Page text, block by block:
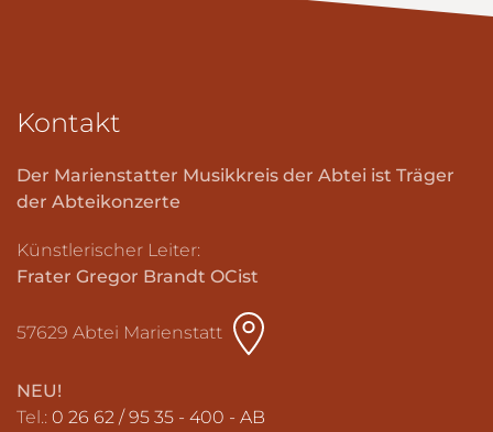
Kontakt
Der Marienstatter Musikkreis der Abtei ist Träger
der Abteikonzerte
Künstlerischer Leiter:
Frater Gregor Brandt OCist
57629 Abtei Marienstatt
NEU!
Tel.: 0 26 62 / 95 35 - 400 - AB